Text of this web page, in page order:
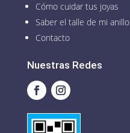
Cómo cuidar tus joyas
Saber el talle de mi anillo
Contacto
Nuestras Redes